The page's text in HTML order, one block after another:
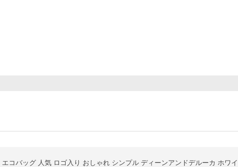
コバッグ 人気 ロゴ入り おしゃれ シンプル ディーンアンドデルーカ ホワ